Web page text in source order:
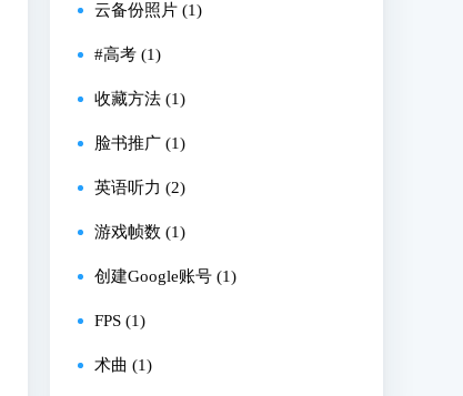
云备份照片 (1)
#高考 (1)
收藏方法 (1)
脸书推广 (1)
英语听力 (2)
游戏帧数 (1)
创建Google账号 (1)
FPS (1)
术曲 (1)